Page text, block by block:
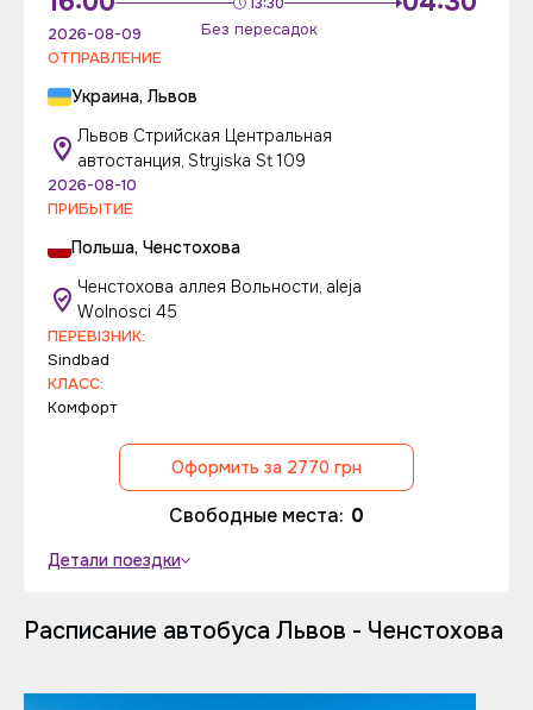
Без пересадок
2026-08-09
ОТПРАВЛЕНИЕ
Украина, Львов
Львов Стрийская Центральная
автостанция, Stryiska St 109
2026-08-10
ПРИБЫТИЕ
Польша, Ченстохова
Ченстохова аллея Вольности, aleja
Wolnosci 45
ПЕРЕВІЗНИК:
Sindbad
КЛАСС:
Комфорт
Оформить за 2770 грн
Свободные места: 0
Детали поездки
Расписание автобуса Львов - Ченстохова